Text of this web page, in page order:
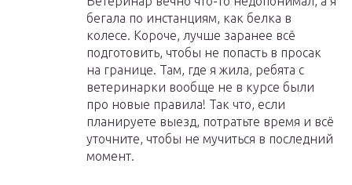
бегала по инстанциям, как белка в
колесе. Короче, лучше заранее всё
подготовить, чтобы не попасть в просак
на границе. Там, где я жила, ребята с
ветеринарки вообще не в курсе были
про новые правила! Так что, если
планируете выезд, потратьте время и всё
уточните, чтобы не мучиться в последний
момент.